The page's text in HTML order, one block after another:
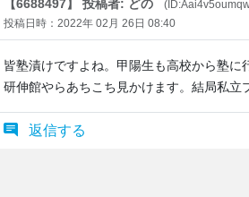
【6688497】 投稿者: どの
投稿日時：2022年 02月 26日 08:40
皆塾漬けですよね。甲陽生も高校から塾に
研伸館やらあちこち見かけます。結局私立
返信する